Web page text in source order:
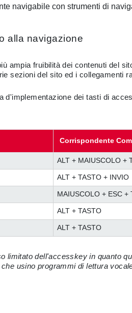
navigabile con strumenti di
alla navigazione
ampia fruibilità dei contenuti del
sezioni del sito ed i collegamenti
d'implementazione dei tasti di
Corrispondente
ALT + MAIUSCOLO +
ALT + TASTO + INVIO
MAIUSCOLO + ESC +
ALT + TASTO
ALT + TASTO
limitato dell'accesskey in quanto
usino programmi di lettura